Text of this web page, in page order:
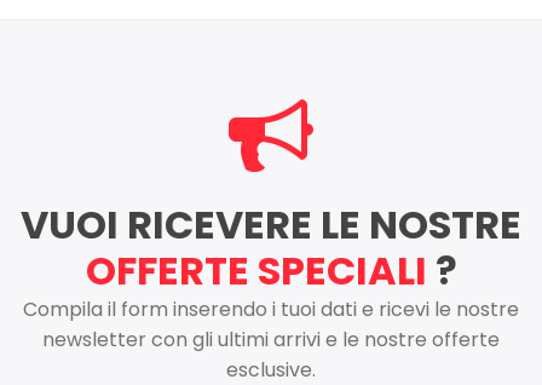
VUOI RICEVERE LE NOSTRE
OFFERTE SPECIALI ?
Compila il form inserendo i tuoi dati e ricevi le nostre
newsletter con gli ultimi arrivi e le nostre offerte
esclusive.